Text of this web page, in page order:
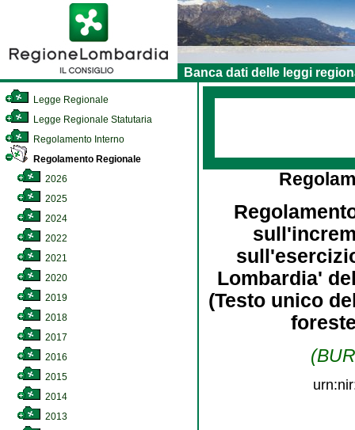
Banca dati delle leggi
Legge Regionale
Legge Regionale Statutaria
Regolamento Interno
Regolamento Regionale
2026
2025
2024
2022
2021
2020
2019
2018
2017
2016
2015
2014
2013
Lombardia'
(Testo unico